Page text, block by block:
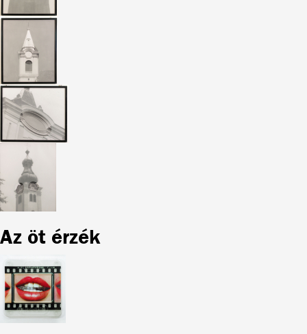
Az öt érzék